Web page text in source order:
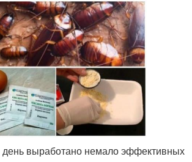
выработано немало эффективных